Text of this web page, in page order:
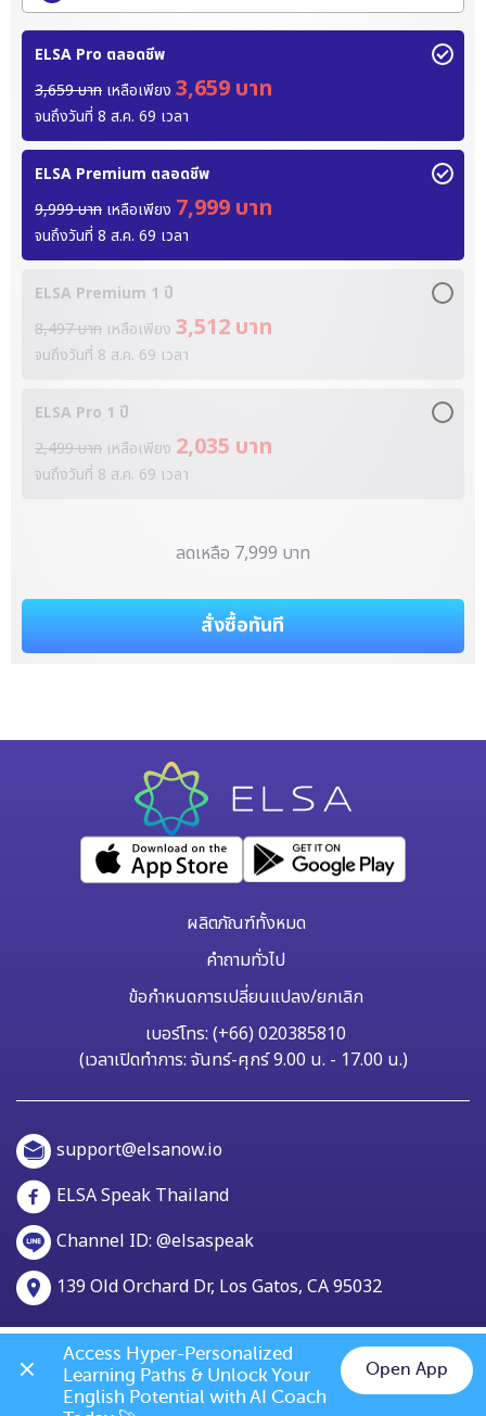
ELSA Pro ตลอดชีพ
3,659 บาท เหลือเพียง 3,659 บาท
จนถึงวันที่ 8 ส.ค. 69 เวลา
ELSA Premium ตลอดชีพ
9,999 บาท เหลือเพียง 7,999 บาท
จนถึงวันที่ 8 ส.ค. 69 เวลา
ELSA Premium 1 ปี
8,497 บาท เหลือเพียง 3,512 บาท
จนถึงวันที่ 8 ส.ค. 69 เวลา
ELSA Pro 1 ปี
2,499 บาท เหลือเพียง 2,035 บาท
จนถึงวันที่ 8 ส.ค. 69 เวลา
ลดเหลือ 7,999 บาท
สั่งซื้อทันที
ผลิตภัณฑ์ทั้งหมด
คำถามทั่วไป
ข้อกำหนดการเปลี่ยนแปลง/ยกเลิก
เบอร์โทร: (+66) 020385810
(เวลาเปิดทำการ: จันทร์-ศุกร์ 9.00 น. - 17.00 น.)
support@elsanow.io
ELSA Speak Thailand
Channel ID: @elsaspeak
139 Old Orchard Dr, Los Gatos, CA 95032
Chat on LINE
Access Hyper-Personalized
Learning Paths & Unlock Your
English Potential with AI Coach
Open App